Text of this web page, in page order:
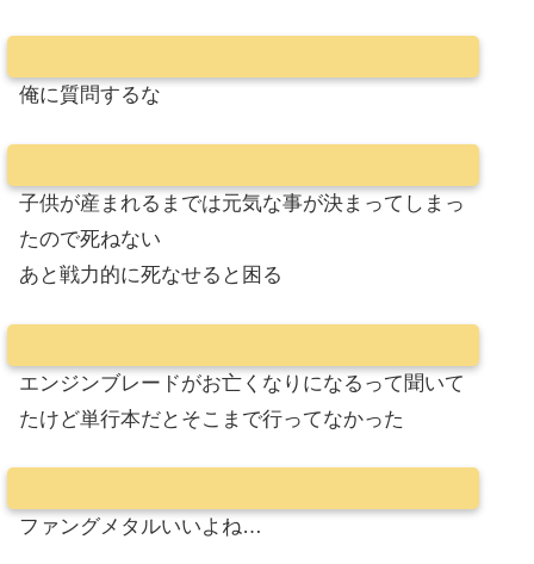
俺に質問するな
子供が産まれるまでは元気な事が決まってしまっ
たので死ねない
あと戦力的に死なせると困る
エンジンブレードがお亡くなりになるって聞いて
たけど単行本だとそこまで行ってなかった
ファングメタルいいよね…